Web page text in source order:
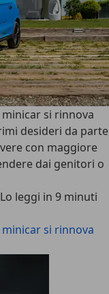
minicar si rinnova
desideri da parte
con maggiore
dai genitori o
Lo leggi in 9 minuti
minicar si rinnova